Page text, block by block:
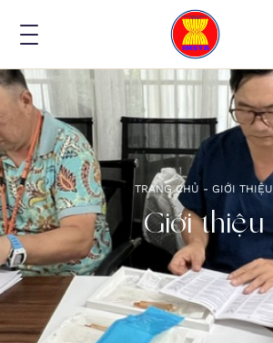
TRANG CHỦ - GIỚI THIỆU
Giới thiệu